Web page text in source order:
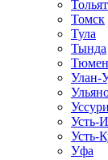
Томск
Тула
Тында
Улан-
Усть-
Усть-
Уфа